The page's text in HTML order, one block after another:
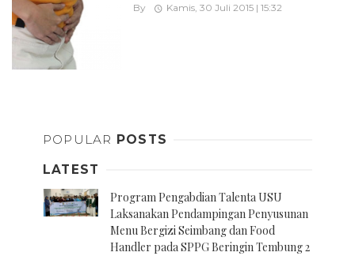
By Kamis, 30 Juli 2015 | 15:32
POPULAR POSTS
LATEST
Program Pengabdian Talenta USU
Laksanakan Pendampingan Penyusunan
Menu Bergizi Seimbang dan Food
Handler pada SPPG Beringin Tembung 2